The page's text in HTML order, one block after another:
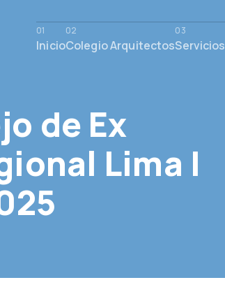
InicioColegio ArquitectosServicios
de Ex
Lima |